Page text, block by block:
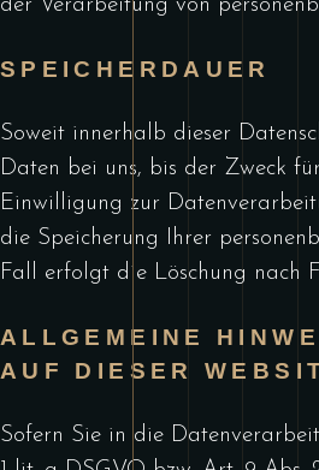
der Verarbeitung von
SPEICHERDAUER
Soweit innerhalb dieser
Daten bei uns, bis der Zweck
Einwilligung zur
die Speicherung Ihrer
Fall erfolgt die Löschung nach
ALLGEMEINE
AUF DIESER
Sofern Sie in die